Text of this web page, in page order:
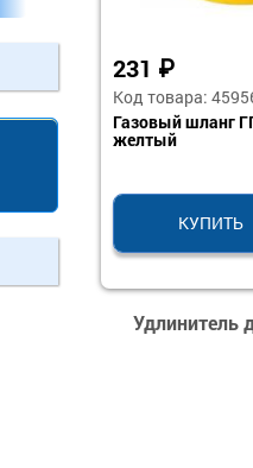
231 ₽
Код товара:
Газовый шланг
желтый
КУПИТЬ
Удлинитель